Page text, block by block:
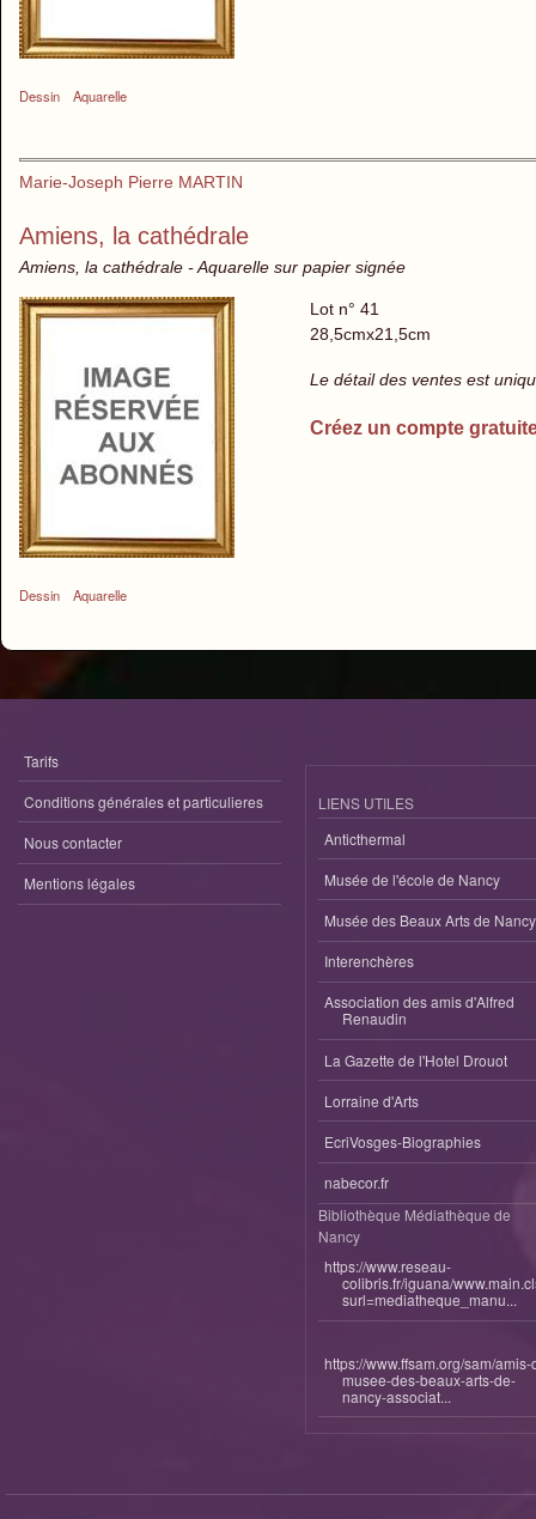
Dessin Aquarelle
Marie-Joseph Pierre MARTIN
Amiens, la cathédrale
Amiens, la cathédrale - Aquarelle sur papier signée
Dessin Aquarelle
Lot n° 41
28,5cmx21,5cm
Le détail des ventes est
Créez un compte
Tarifs
Conditions générales et particulieres
Nous contacter
Mentions légales
LIENS UTILES
Anticthermal
Musée de l'école de Nancy
Musée des Beaux Arts de Nancy
Interenchères
Association des amis d'Alfred
Renaudin
La Gazette de l'Hotel Drouot
Lorraine d'Arts
EcriVosges-Biographies
nabecor.fr
Bibliothèque Médiathèque de
Nancy
https://www.reseau-
colibris.fr/iguana/
surl=mediatheque_manu...
https://www.ffsam.org/sam/amis-
musee-des-beaux-arts-de-
nancy-associat...